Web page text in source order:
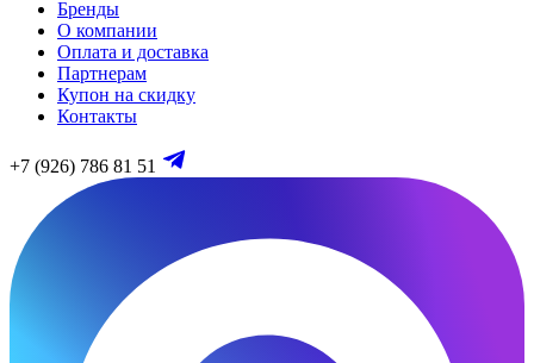
Бренды
О компании
Оплата и доставка
Партнерам
Купон на скидку
Контакты
+7 (926) 786 81 51